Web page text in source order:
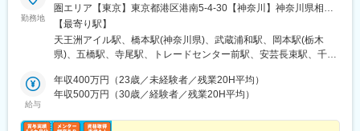
勤務地
圏エリア【東京】東京都港区港南5-4-30【神奈川】神奈川県相模
原市緑区大山町7 3F【埼玉】埼玉県さいたま市南区内谷6-2-
8【栃木】栃木県宇都宮市平出工業団地3番地10■東北エリア宮城
県仙台市若林区清水小路8-36■信越エリア新潟県新潟市西区的場流
ア広島県広島市西区大芝3-5-22■九州エリア福岡県福岡市博多区千
代2-15-12※各拠点受動喫煙防止対策あり
【最寄り駅】
天王洲アイル駅、橋本駅(神奈川県)、武蔵浦和駅、岡本駅(栃木
県)、五橋駅、寺尾駅、トレードセンター前駅、安芸長束駅、千代
(福岡県)、宮城野通駅、中ふ頭駅
給与
年収400万円（23歳／未経験者／残業20H平均）
年収500万円（30歳／経験者／残業20H平均）